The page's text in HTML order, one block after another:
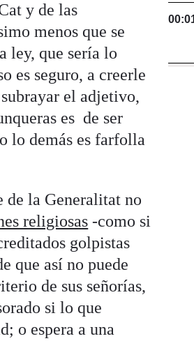
y de las
menos que se
ley, que sería lo
es seguro, a creerle
el adjetivo,
es de ser
lo demás es farfolla
de la Generalitat no
religiosas -como si
golpistas
que así no puede
de sus señorías,
si lo que
o espera a una